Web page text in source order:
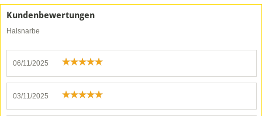
Kundenbewertungen
Halsnarbe
06/11/2025
03/11/2025